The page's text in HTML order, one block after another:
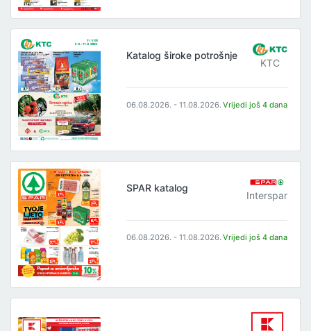
Katalog široke potrošnje
KTC
06.08.2026. - 11.08.2026. Vrijedi još 4 dana
SPAR katalog
Interspar
06.08.2026. - 11.08.2026. Vrijedi još 4 dana